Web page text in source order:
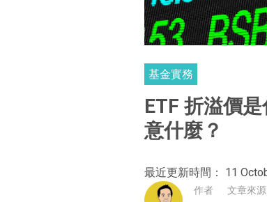
基金實務
ETF 折溢價
意什麼？
最近更新時間： 11
作者 文章來源